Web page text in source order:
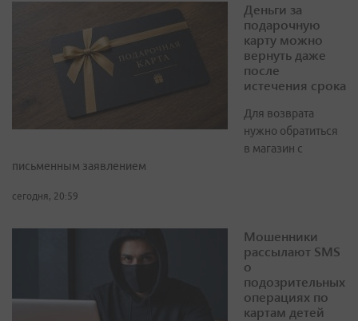
Деньги за
подарочную
карту можно
вернуть даже
после
истечения срока
Для возврата
нужно обратиться
в магазин с
письменным заявлением
сегодня, 20:59
Мошенники
рассылают SMS
о
подозрительных
операциях по
картам детей